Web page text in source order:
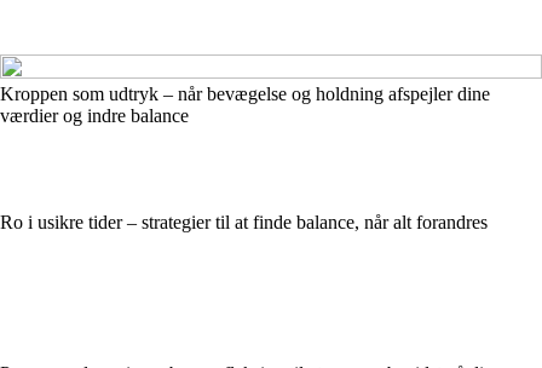
Kroppen som udtryk – når bevægelse og holdning afspejler dine
værdier og indre balance
Ro i usikre tider – strategier til at finde balance, når alt forandres